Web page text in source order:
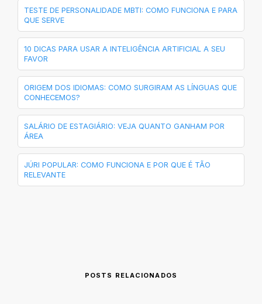
TESTE DE PERSONALIDADE MBTI: COMO FUNCIONA E PARA
QUE SERVE
10 DICAS PARA USAR A INTELIGÊNCIA ARTIFICIAL A SEU
FAVOR
ORIGEM DOS IDIOMAS: COMO SURGIRAM AS LÍNGUAS QUE
CONHECEMOS?
SALÁRIO DE ESTAGIÁRIO: VEJA QUANTO GANHAM POR
ÁREA
JÚRI POPULAR: COMO FUNCIONA E POR QUE É TÃO
RELEVANTE
POSTS RELACIONADOS